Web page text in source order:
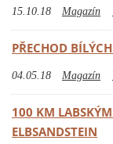
15.10.18 Magazín
PŘECHOD
04.05.18 Magazín
100 KM
ELBSANDSTEIN